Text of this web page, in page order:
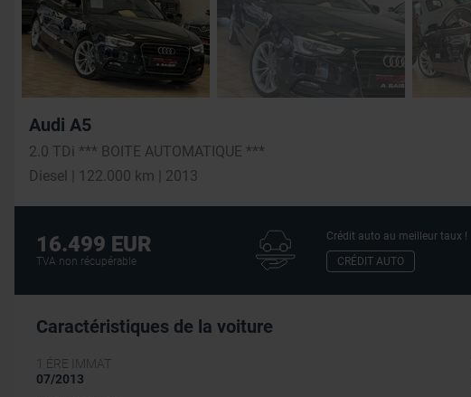
Audi A5
2.0 TDi *** BOITE AUTOMATIQUE ***
Diesel | 122.000 km | 2013
16.499 EUR
TVA non récupérable
Crédit auto au meilleur taux !
CRÉDIT AUTO
Caractéristiques de la voiture
1 ÉRE IMMAT
07/2013